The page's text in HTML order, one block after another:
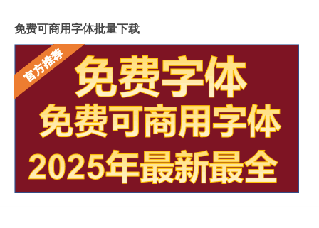
免费可商用字体批量下载